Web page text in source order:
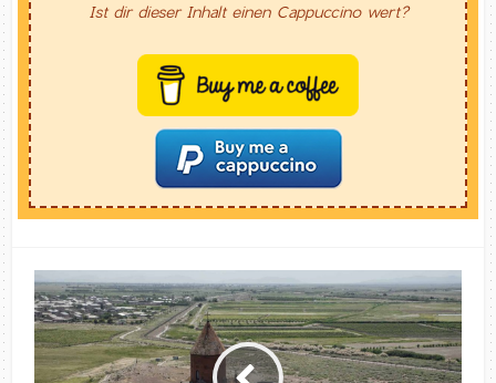
Ist dir dieser Inhalt einen Cappuccino wert?